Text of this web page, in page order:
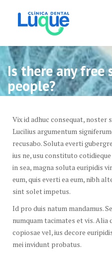
content
Is there any free
people?
Vix id adhuc consequat, noster
Lucilius argumentum
recusabo. Soluta everti
ius ne, usu constituto
in sea, magna soluta euripidis
eum, quis everti ea eum, nibh
sint solet impetus.
Id pro duis natum mandamus.
numquam tacimates et vis. Alia
copiosae vel, ius decore
mei invidunt probatus.